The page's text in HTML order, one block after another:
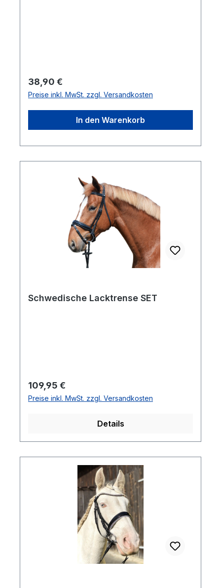
Regulärer Preis:
38,90 €
Preise inkl. MwSt. zzgl. Versandkosten
In den Warenkorb
Schwedische Lacktrense SET
Regulärer Preis:
109,95 €
Preise inkl. MwSt. zzgl. Versandkosten
Details